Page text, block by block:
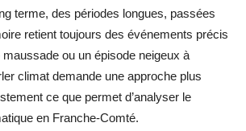
terme, des périodes longues, passées
retient toujours des événements précis
ou un épisode neigeux à
climat demande une approche plus
ce que permet d’analyser le
en Franche-Comté.